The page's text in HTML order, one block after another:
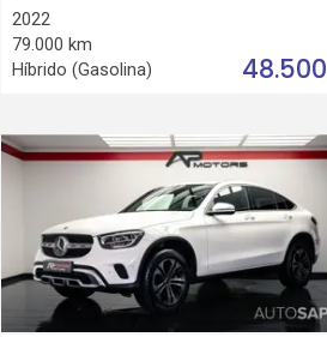
2022
79.000 km
Híbrido (Gasolina)
48.500